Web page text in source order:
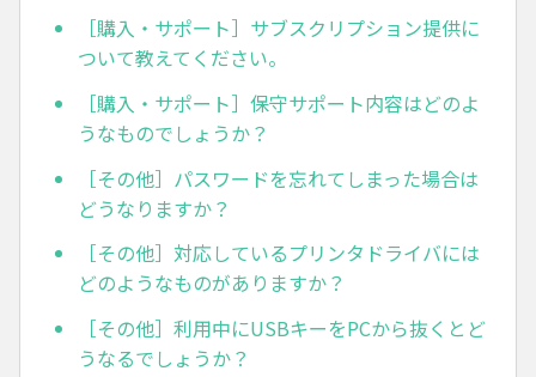
［購入・サポート］サブスクリプション提供に
ついて教えてください。
［購入・サポート］保守サポート内容はどのよ
うなものでしょうか？
［その他］パスワードを忘れてしまった場合は
どうなりますか？
［その他］対応しているプリンタドライバには
どのようなものがありますか？
［その他］利用中にUSBキーをPCから抜くとど
うなるでしょうか？